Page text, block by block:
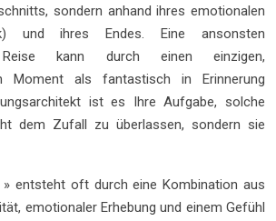
sondern anhand ihres emotionalen
und ihres Endes. Eine ansonsten
Reise kann durch einen einzigen,
Moment als fantastisch in Erinnerung
ist es Ihre Aufgabe, solche
dem Zufall zu überlassen, sondern sie
» entsteht oft durch eine Kombination aus
emotionaler Erhebung und einem Gefühl